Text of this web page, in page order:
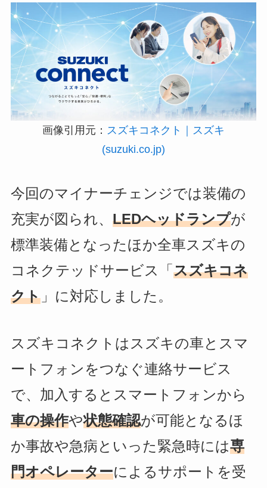
画像引用元： スズキコネクト｜スズキ
(suzuki.co.jp)
今回のマイナーチェンジでは装備の
充実が図られ、 LEDヘッドランプが
標準装備となったほか全車スズキの
コネクテッドサービス「 スズキコネ
クト」に対応しました。
スズキコネクトはスズキの車とスマ
ートフォンをつなぐ連絡サービス
で、加入するとスマートフォンから
車の操作や状態確認が可能となるほ
か事故や急病といった緊急時には専
門オペレーターによるサポートを受